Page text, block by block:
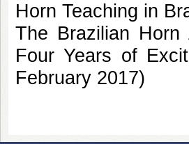
Horn Teaching in
The Brazilian
Four Years of
February 2017)